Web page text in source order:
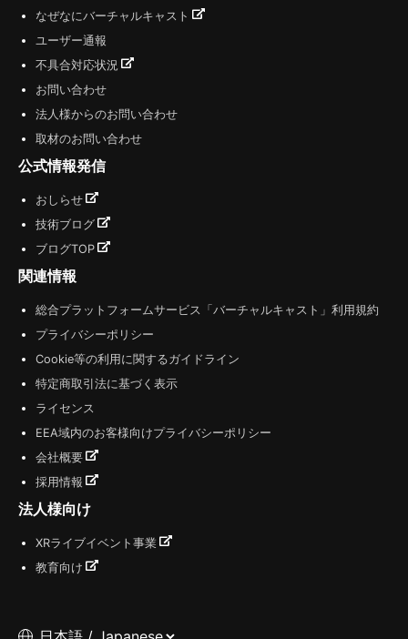
なぜなにバーチャルキャスト
ユーザー通報
不具合対応状況
お問い合わせ
法人様からのお問い合わせ
取材のお問い合わせ
公式情報発信
おしらせ
技術ブログ
ブログTOP
関連情報
総合プラットフォームサービス「バーチャルキャスト」利用規約
プライバシーポリシー
Cookie等の利用に関するガイドライン
特定商取引法に基づく表示
ライセンス
EEA域内のお客様向けプライバシーポリシー
会社概要
採用情報
法人様向け
XRライブイベント事業
教育向け